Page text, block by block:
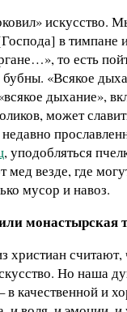
искусство.
в тимпане
то есть
«Всякое
дыхание»,
может
, уподобляться
мед везде, где
мусор и навоз.
монастырская
христиан
Но наша
в качественной и